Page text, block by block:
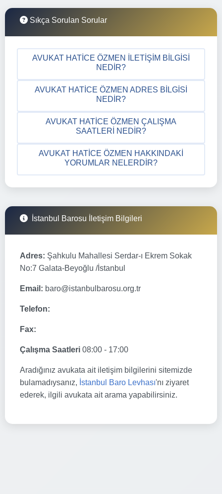
Sıkça Sorulan Sorular
AVUKAT HATICE ÖZMEN İLETIŞIM BILGISI
NEDIR?
AVUKAT HATICE ÖZMEN ADRES BILGISI
NEDIR?
AVUKAT HATICE ÖZMEN ÇALIŞMA
SAATLERI NEDIR?
AVUKAT HATICE ÖZMEN HAKKINDAKI
YORUMLAR NELERDIR?
İstanbul Barosu İletişim Bilgileri
Adres: Şahkulu Mahallesi Serdar-ı Ekrem Sokak
No:7 Galata-Beyoğlu /İstanbul
Email: baro@istanbulbarosu.org.tr
Telefon:
Fax:
Çalışma Saatleri 08:00 - 17:00
Aradığınız avukata ait iletişim bilgilerini sitemizde
bulamadıysanız, İstanbul Baro Levhası'nı ziyaret
ederek, ilgili avukata ait arama yapabilirsiniz.